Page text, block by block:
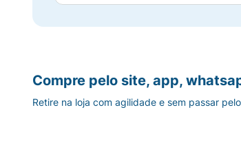
• CABEÇA REDONDA: Com
• TEMPORIZADOR: Te
• TROCA DE CABEÇA: As
Compre pelo site, app,
Retire na loja com agilidade e sem passar